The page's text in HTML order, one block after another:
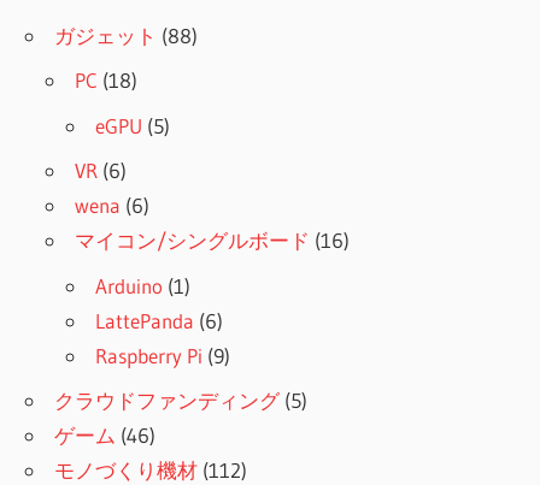
ガジェット (88)
PC (18)
eGPU (5)
VR (6)
wena (6)
マイコン/シングルボード (16)
Arduino (1)
LattePanda (6)
Raspberry Pi (9)
クラウドファンディング(5)
ゲーム (46)
モノづくり機材 (112)